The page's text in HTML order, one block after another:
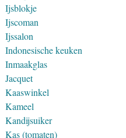
Ijsblokje
Ijscoman
Ijssalon
Indonesische keuken
Inmaakglas
Jacquet
Kaaswinkel
Kameel
Kandijsuiker
Kas (tomaten)